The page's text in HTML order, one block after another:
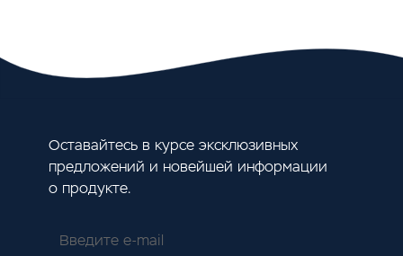
Оставайтесь в курсе эксклюзивных
предложений и новейшей информации
о продукте.